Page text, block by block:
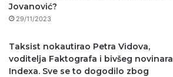
Jovanović?
29/11/2023
Taksist nokautirao Petra Vidova,
voditelja Faktografa i bivšeg novinara
Indexa. Sve se to dogodilo zbog